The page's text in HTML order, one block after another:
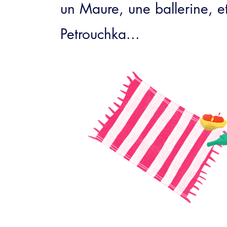
un Maure, une ballerine,
Petrouchka...